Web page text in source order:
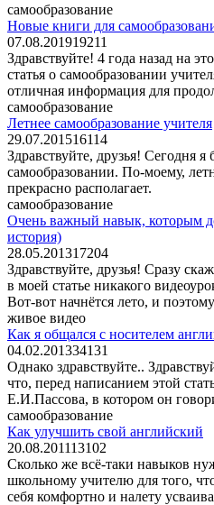
самообразование
Новые книги для
07.08.201919211
Здравствуйте! 4 года назад на
статья о самообразовании
отличная информация для
самообразование
Летнее самообразование учителя
29.07.201516114
Здравствуйте, друзья! Сегодня
самообразовании. По-моему,
прекрасно располагает.
самообразование
Очень важный навык, которым
история)
28.05.201317204
Здравствуйте, друзья! Сразу
в моей статье никакого
Вот-вот начнётся лето, и
живое видео
Как я общался с носителем
04.02.201334131
Однако здравствуйте..
что, перед написанием этой
Е.И.Пассова, в котором он
самообразование
Как улучшить свой английский
20.08.201113102
Сколько же всё-таки навыков
школьному учителю для того,
себя комфортно и налету